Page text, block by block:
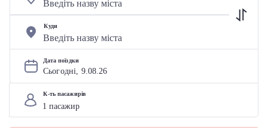
Куди
Дата поїздки
Сьогодні, 9.08.26
К-ть пасажирів